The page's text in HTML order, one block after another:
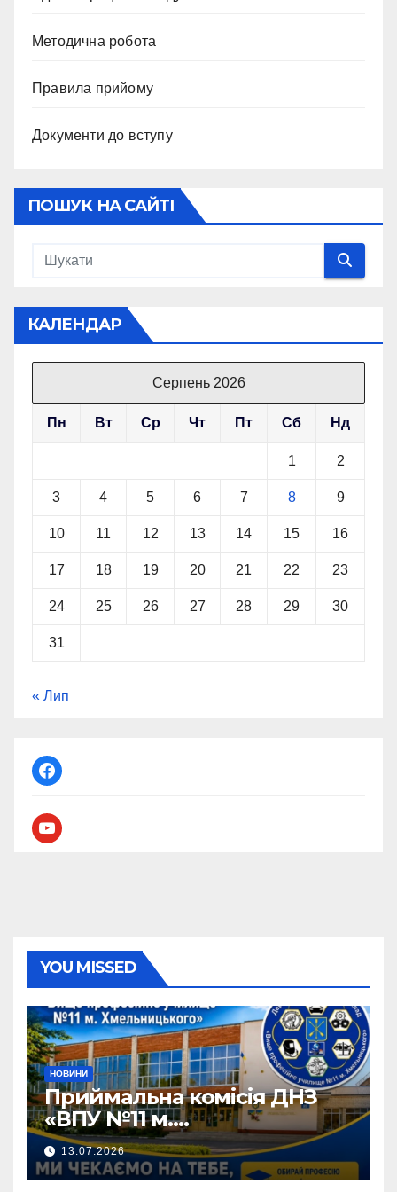
Методична робота
Правила прийому
Документи до вступу
ПОШУК НА САЙТІ
КАЛЕНДАР
Серпень 2026
Пн Вт Ср Чт Пт Сб Нд
1 2
3 4 5 6 7 8 9
10 11 12 13 14 15 16
17 18 19 20 21 22 23
24 25 26 27 28 29 30
31
« Лип
facebook
youtube
YOU MISSED
НОВИНИ
Приймальна комісія ДНЗ
«ВПУ №11 м.
Хмельницького» активно
працює!
13.07.2026